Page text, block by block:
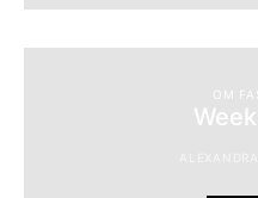
OM